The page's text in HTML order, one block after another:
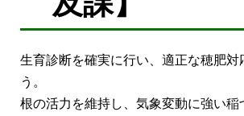
生育診断を確実に行い、適正な穂肥対
う。
根の活力を維持し、気象変動に強い稲